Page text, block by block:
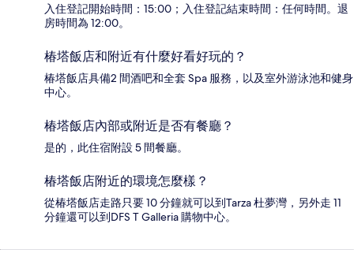
入住登記開始時間：15:00；入住登記結束時間：任何時間。退
房時間為 12:00。
椿塔飯店和附近有什麼好看好玩的？
椿塔飯店具備2 間酒吧和全套 Spa 服務，以及室外游泳池和健身
中心。
椿塔飯店內部或附近是否有餐廳？
是的，此住宿附設 5 間餐廳。
椿塔飯店附近的環境怎麼樣？
從椿塔飯店走路只要 10 分鐘就可以到Tarza 杜夢灣，另外走 11
分鐘還可以到DFS T Galleria 購物中心。